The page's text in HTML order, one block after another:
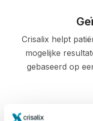
Crisalix helpt
mogelijke
gebaseerd op